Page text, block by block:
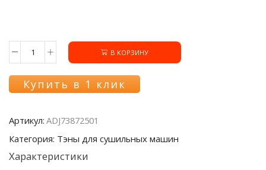
Количество
Канал
воздуховода
LG
В КОРЗИНУ
Купить в 1 клик
Артикул: ADJ73872501
Категория: Тэны для сушильных машин
Характеристики